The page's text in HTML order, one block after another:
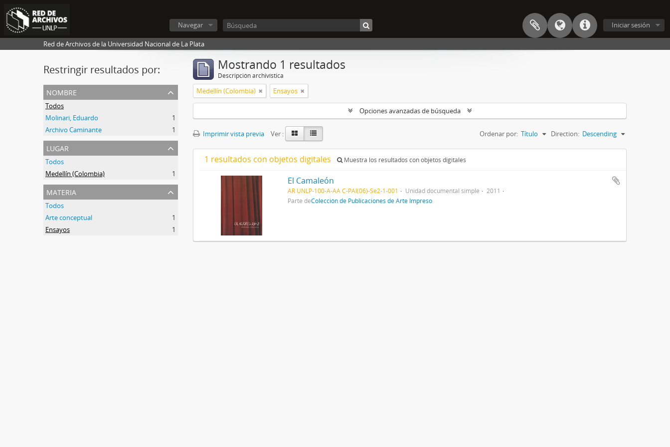
Iniciar sesión
Navegar
Red de Archivos de la Universidad Nacional de La Plata
Restringir resultados por:
nombre
Todos
Molinari, Eduardo
1
Archivo Caminante
1
lugar
Todos
Medellín (Colombia)
1
materia
Todos
Arte conceptual
1
Ensayos
1
Mostrando 1 resultados
Descripción archivística
Medellín (Colombia) Ensayos
Opciones avanzadas de búsqueda
Imprimir vista previa Ver : Ordenar por: Título Direction: Descending
1 resultados con objetos digitales Muestra los resultados con objetos digitales
El Camaleón
AR UNLP-100-A-AA C-PAI(06)-Se2-1-001 Unidad documental simple
2011
Parte deColección de Publicaciones de Arte Impreso